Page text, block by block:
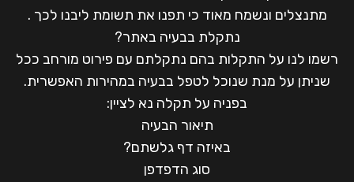
מתנצלים ונשמח מאוד כי תפנו את תשומת ליבנו לכך .
נתקלת בבעיה באתר?
רשמו לנו על התקלות בהם נתקלתם עם פירוט מורחב ככל
שניתן על מנת שנוכל לטפל בבעיה במהירות האפשרית.
בפניה על תקלה נא לציין:
תיאור הבעיה
באיזה דף גלשתם?
סוג הדפדפן